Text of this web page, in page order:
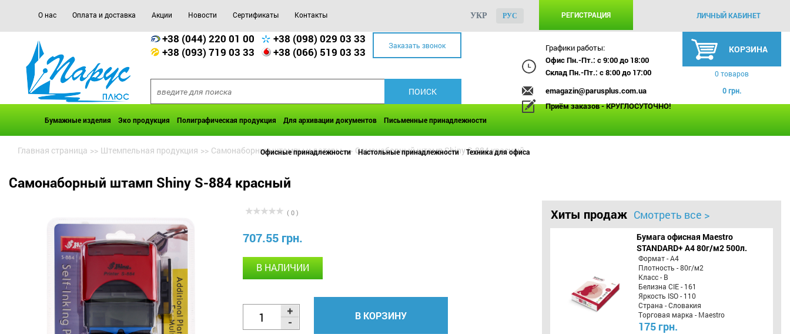
О нас Оплата и доставка Акции Новости Сертификаты Контакты РЕГИСТРАЦИЯ ЛИЧНЫЙ КАБИНЕТ
УКР РУС
+38 (044) 220 01 00
+38 (098) 029 03 33
+38 (093) 719 03 33
+38 (066) 519 03 33 Заказать звонок
Графики работы:
Офис Пн.-Пт.: с 9:00 до 18:00
Склад Пн.-Пт.: с 8:00 до 17:00
emagazin@parusplus.com.ua
Приём заказов - КРУГЛОСУТОЧНО!
КОРЗИНА
0 товаров
0 грн.
Бумажные изделия Эко продукция Полиграфическая продукция Для архивации документов Письменные принадлежности
Офисные принадлежности Настольные принадлежности Техника для офиса
Главная страница >> Штемпельная продукция >> Самонаборные штампы и датеры >> Самонаборный штамп Shiny S-884 красный
Самонаборный штамп Shiny S-884 красный
( 0 )
707.55 грн.
В НАЛИЧИИ
В КОРЗИНУ
Хиты продаж Смотреть все >
Бумага офисная Maestro
STANDARD+ А4 80г/м2 500л.
Формат - А4
Плотность - 80г/м2
Класс - B
Белизна CIE - 161
Яркость ISO - 110
Страна - Словакия
Торговая марка - Maestro
175 грн.